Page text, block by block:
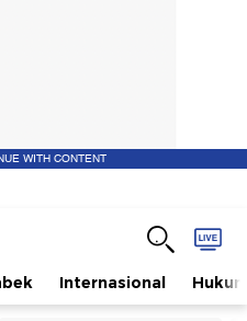
WITH CONTENT
Internasional